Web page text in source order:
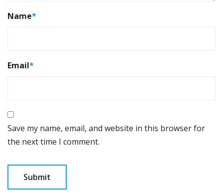
Name*
Email*
Save my name, email, and website in this browser for
the next time I comment.